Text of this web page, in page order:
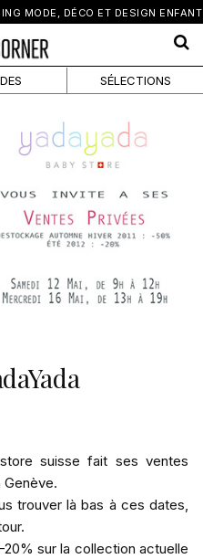
MODE, DÉCO ET DESIGN ENFANT×
SÉLECTIONS
suisse fait ses ventes
Genève.
trouver là bas à ces dates,
sur la collection actuelle